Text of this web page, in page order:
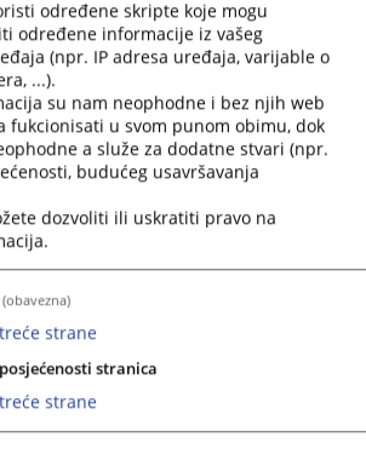
select
a
Press
the
question
mark
key
for
određene skripte koje mogu
određene informacije iz vašeg
(npr. IP adresa uređaja, varijable o
...).
su nam neophodne i bez njih web
fukcionisati u svom punom obimu, dok
a služe za dodatne stvari (npr.
budućeg usavršavanja
dozvoliti ili uskratiti pravo na
(obavezna)
strane
stranica
strane